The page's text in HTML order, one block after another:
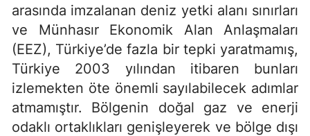
arasında imzalanan deniz yetki alanı sınırları
ve Münhasır Ekonomik Alan Anlaşmaları
(EEZ), Türkiye’de fazla bir tepki yaratmamış,
Türkiye 2003 yılından itibaren bunları
izlemekten öte önemli sayılabilecek adımlar
atmamıştır. Bölgenin doğal gaz ve enerji
odaklı ortaklıkları genişleyerek ve bölge dışı